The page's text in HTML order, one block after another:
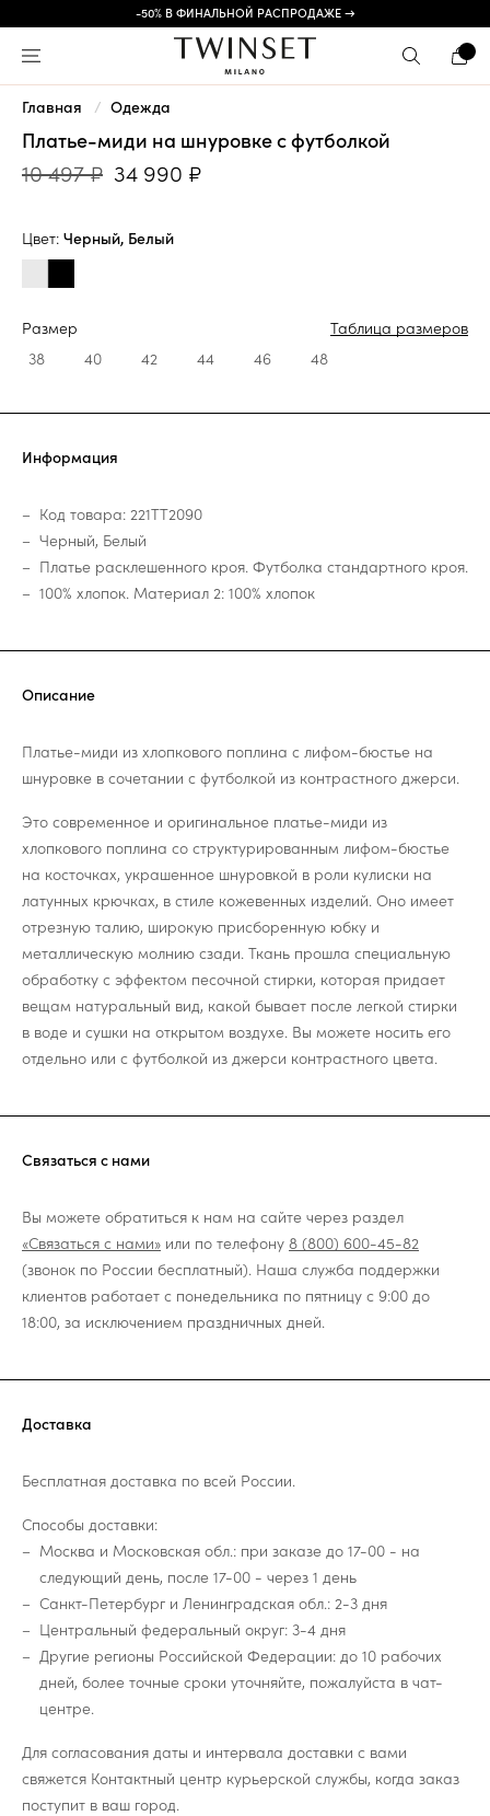
-50% В ФИНАЛЬНОЙ РАСПРОДАЖЕ →
Главная Одежда
Платье-миди на шнуровке с футболкой
10 497 ₽ 34 990 ₽
Цвет: Черный, Белый
Размер
Таблица размеров
38
40 42 44 46 48
Информация
Код товара: 221TT2090
Черный, Белый
Платье расклешенного кроя. Футболка стандартного кроя.
100% хлопок. Материал 2: 100% хлопок
Описание
Платье-миди из хлопкового поплина с лифом-бюстье на
шнуровке в сочетании с футболкой из контрастного джерси.
Это современное и оригинальное платье-миди из
хлопкового поплина со структурированным лифом-бюстье
на косточках, украшенное шнуровкой в роли кулиски на
латунных крючках, в стиле кожевенных изделий. Оно имеет
отрезную талию, широкую присборенную юбку и
металлическую молнию сзади. Ткань прошла специальную
обработку с эффектом песочной стирки, которая придает
вещам натуральный вид, какой бывает после легкой стирки
в воде и сушки на открытом воздухе. Вы можете носить его
отдельно или с футболкой из джерси контрастного цвета.
Связаться с нами
Вы можете обратиться к нам на сайте через раздел
«Связаться с нами» или по телефону 8 (800) 600-45-82
(звонок по России бесплатный). Наша служба поддержки
клиентов работает с понедельника по пятницу с 9:00 до
18:00, за исключением праздничных дней.
Доставка
Бесплатная доставка по всей России.
Способы доставки:
Москва и Московская обл.: при заказе до 17-00 - на
следующий день, после 17-00 - через 1 день
Санкт-Петербург и Ленинградская обл.: 2-3 дня
Центральный федеральный округ: 3-4 дня
Другие регионы Российской Федерации: до 10 рабочих
дней, более точные сроки уточняйте, пожалуйста в чат-
центре.
Для согласования даты и интервала доставки с вами
свяжется Контактный центр курьерской службы, когда заказ
поступит в ваш город.